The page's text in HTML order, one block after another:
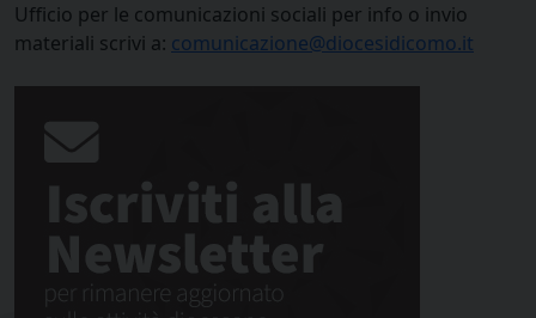
Ufficio per le comunicazioni sociali per info o invio
materiali scrivi a: comunicazione@diocesidicomo.it